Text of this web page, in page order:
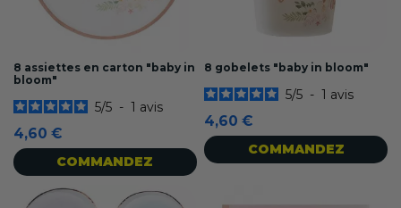
8 assiettes en carton "baby in
bloom"
5/5 - 1 avis
4,60 €
COMMANDEZ
8 gobelets "baby in bloom"
5/5 - 1 avis
4,60 €
COMMANDEZ